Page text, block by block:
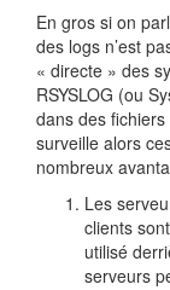
En gros si on
des logs n’est
« directe » des
RSYSLOG (ou
dans des
surveille alors
nombreux
Les
clients
utilisé
serveurs